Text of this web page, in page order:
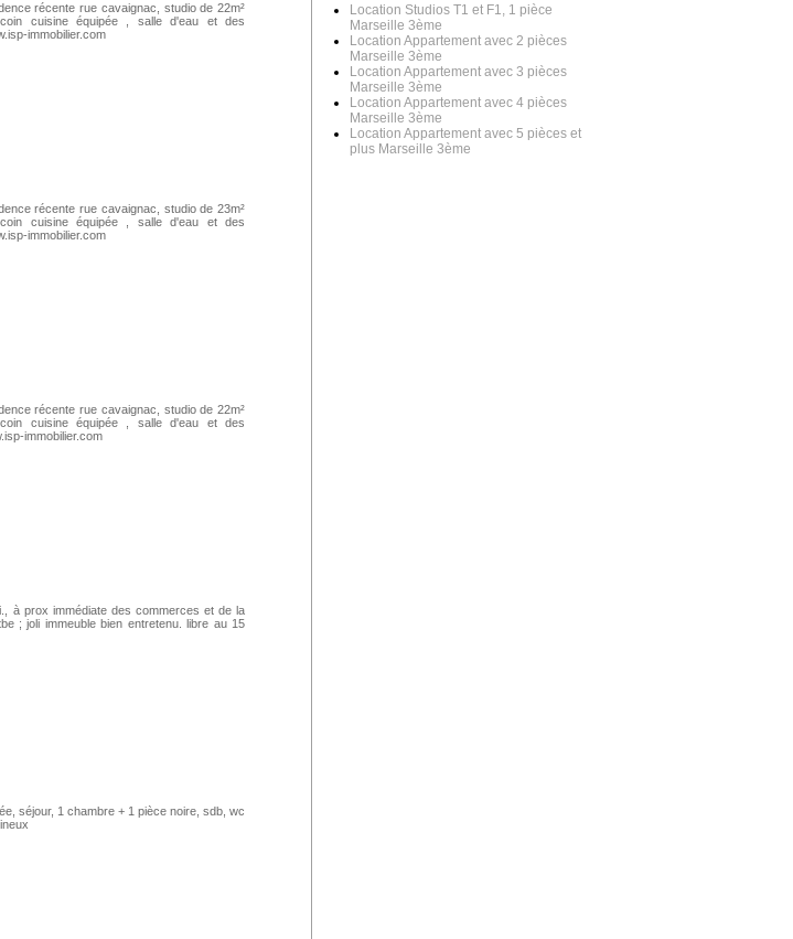
récente rue cavaignac, studio de 22m²
cuisine équipée , salle d'eau et des
immobilier.com
récente rue cavaignac, studio de 23m²
cuisine équipée , salle d'eau et des
immobilier.com
récente rue cavaignac, studio de 22m²
cuisine équipée , salle d'eau et des
immobilier.com
à prox immédiate des commerces et de la
; joli immeuble bien entretenu. libre au 15
séjour, 1 chambre + 1 pièce noire, sdb, wc
Location Studios T1 et F1, 1 pièce
Marseille 3ème
Location Appartement avec 2 pièces
Marseille 3ème
Location Appartement avec 3 pièces
Marseille 3ème
Location Appartement avec 4 pièces
Marseille 3ème
Location Appartement avec 5 pièces et
plus Marseille 3ème